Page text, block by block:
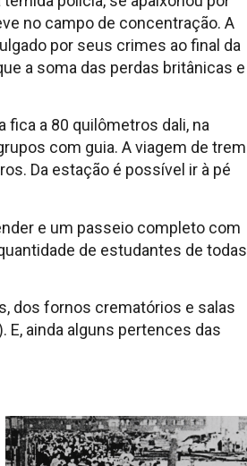
no campo de concentração. A
por seus crimes ao final da
a soma das perdas britânicas e
a 80 quilômetros dali, na
com guia. A viagem de trem
Da estação é possível ir à pé
e um passeio completo com
de estudantes de todas
dos fornos crematórios e salas
ainda alguns pertences das